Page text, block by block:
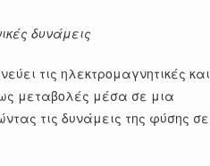
δυνάμεις
τις ηλεκτρομαγνητικές και
μεταβολές μέσα σε μια
τις δυνάμεις της φύσης σε